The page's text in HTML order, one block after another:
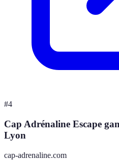
#4
Cap Adrénaline Escape
Lyon
cap-adrenaline.com